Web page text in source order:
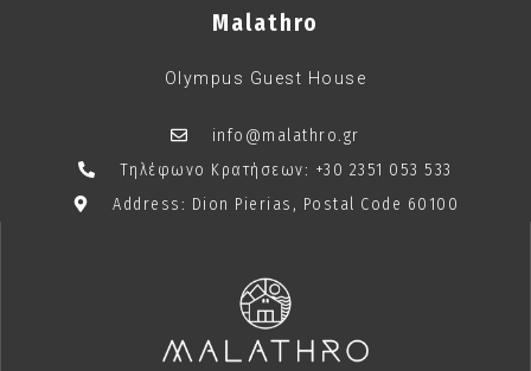
Malathro
Olympus Guest House
info@malathro.gr
Τηλέφωνο Κρατήσεων: +30 2351 053 533
Address: Dion Pierias, Postal Code 60100